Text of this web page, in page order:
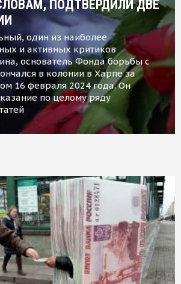
ПОДТВЕРДИЛИ ДВЕ
один из наиболее
и активных критиков
основатель Фонда борьбы с
в колонии в Харпе за
16 февраля 2024 года. Он
по целому ряду